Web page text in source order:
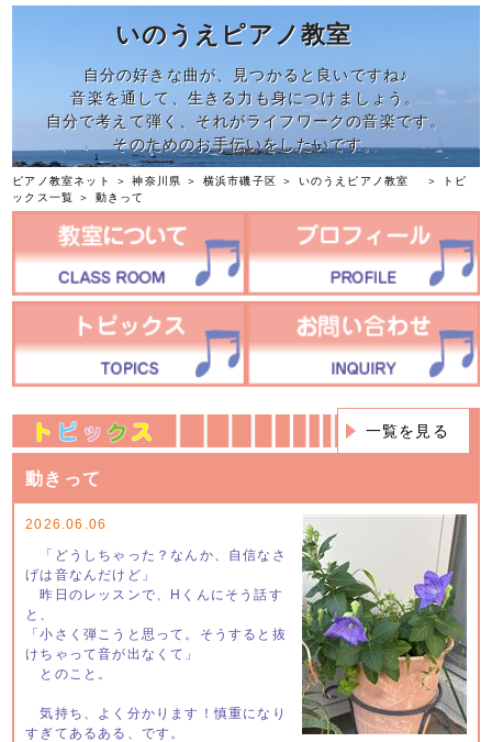
いのうえピアノ教室
自分の好きな曲が、見つかると良いですね♪
音楽を通して、生きる力も身につけましょう。
自分で考えて弾く、それがライフワークの音楽です。
そのためのお手伝いをしたいです。
ピアノ教室ネット ＞神奈川県 ＞ 横浜市磯子区 ＞ いのうえピアノ教室 ＞
トピ
ックス一覧
＞ 動きって
一覧を見る
動きって
2026.06.06
「どうしちゃった？なんか、自信なさ
げは音なんだけど」
昨日のレッスンで、Hくんにそう話す
と、
「小さく弾こうと思って。そうすると抜
けちゃって音が出なくて」
とのこと。
気持ち、よく分かります！慎重になり
すぎてあるある、です。